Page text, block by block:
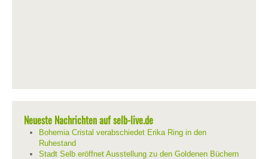
Neueste Nachrichten auf selb-live.de
Bohemia Cristal verabschiedet Erika Ring in den
Ruhestand
Stadt Selb eröffnet Ausstellung zu den Goldenen Büchern